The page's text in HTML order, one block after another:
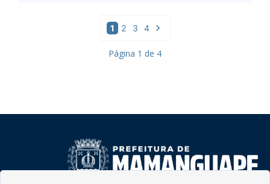
1 2 3 4
Página 1 de 4